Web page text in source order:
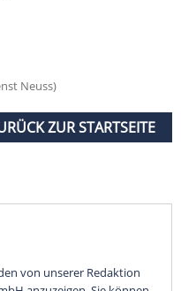
Neuss)
ZUR STARTSEITE
von unserer Redaktion